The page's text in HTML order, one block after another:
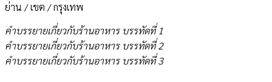
ย่าน / เขต / กรุงเทพ
คำบรรยายเกี่ยวกับร้านอาหาร บรรทัดที่ 1
คำบรรยายเกี่ยวกับร้านอาหาร บรรทัดที่ 2
คำบรรยายเกี่ยวกับร้านอาหาร บรรทัดที่ 3